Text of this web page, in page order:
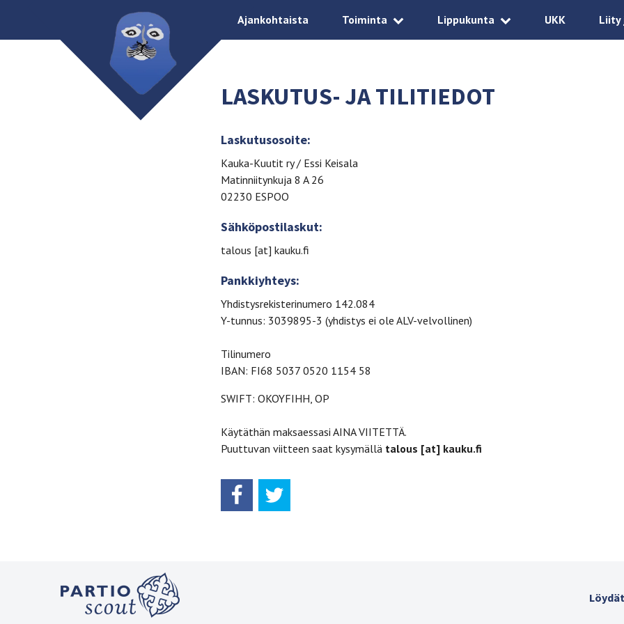
Ajankohtaista Toiminta Lippukunta UKK Liity
LASKUTUS- JA TILITIEDOT
Laskutusosoite:
Kauka-Kuutit ry / Essi Keisala
Matinniitynkuja 8 A 26
02230 ESPOO
Sähköpostilaskut:
talous [at] kauku.fi
Pankkiyhteys:
Yhdistysrekisterinumero 142.084
Y-tunnus: 3039895-3 (yhdistys ei ole ALV-velvollinen)
Tilinumero
IBAN: FI68 5037 0520 1154 58
SWIFT: OKOYFIHH, OP
Käytäthän maksaessasi AINA VIITETTÄ.
Puuttuvan viitteen saat kysymällä talous [at] kauku.fi